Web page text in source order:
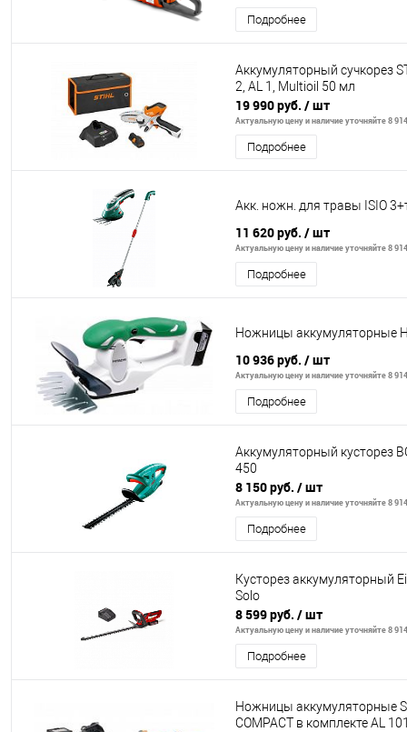
Подробнее
Аккумуляторный сучкорез
2, AL 1, Multioil 50 мл
19 990 руб. / шт
Актуальную цену и наличие уточняйте 8
Подробнее
Акк. ножн. для травы ISIO
11 620 руб. / шт
Актуальную цену и наличие уточняйте 8
Подробнее
Ножницы аккумуляторные
10 936 руб. / шт
Актуальную цену и наличие уточняйте 8
Подробнее
Аккумуляторный кусторез
450
8 150 руб. / шт
Актуальную цену и наличие уточняйте 8
Подробнее
Кусторез аккумуляторный
Solo
8 599 руб. / шт
Актуальную цену и наличие уточняйте 8
Подробнее
Ножницы аккумуляторные
COMPACT в комплекте AL